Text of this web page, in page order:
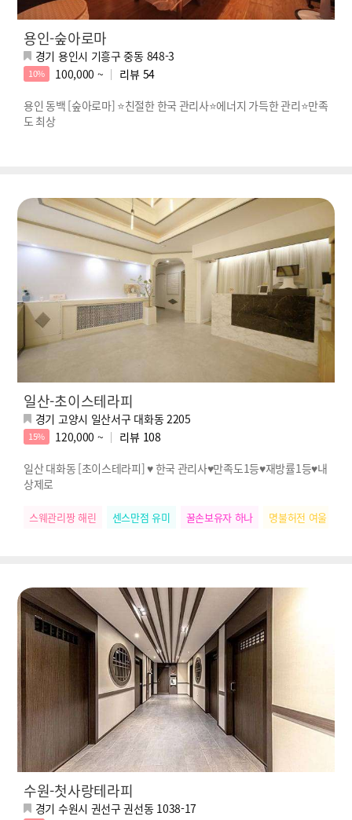
용인-숲아로마
경기 용인시 기흥구 중동 848-3
10% 100,000 ~ 리뷰 54
용인 동백 [숲아로마] ⭐친절한 한국 관리사⭐에너지 가득한 관리⭐만족
도 최상
일산-초이스테라피
경기 고양시 일산서구 대화동 2205
15% 120,000 ~ 리뷰 108
일산 대화동 [초이스테라피] ♥ 한국 관리사♥만족도1등♥재방률1등♥내
상제로
스웨관리짱 해린 센스만점 유미 꿀손보유자 하나 명불허전 여울
수원-첫사랑테라피
경기 수원시 권선구 권선동 1038-17